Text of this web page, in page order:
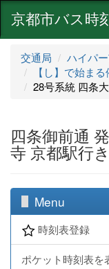
京都市バス時
交通局 ハイパ
【し】で始ま
28号系統 四条
四条御前通
寺 京都駅行
Menu
時刻表登録
ポケット時刻表を